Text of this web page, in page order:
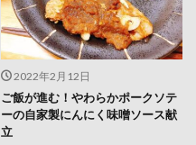
2022年2月12日
ご飯が進む！やわらかポークソテ
ーの自家製にんにく味噌ソース献
立